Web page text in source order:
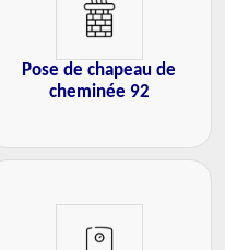
Pose de chapeau de
cheminée 92